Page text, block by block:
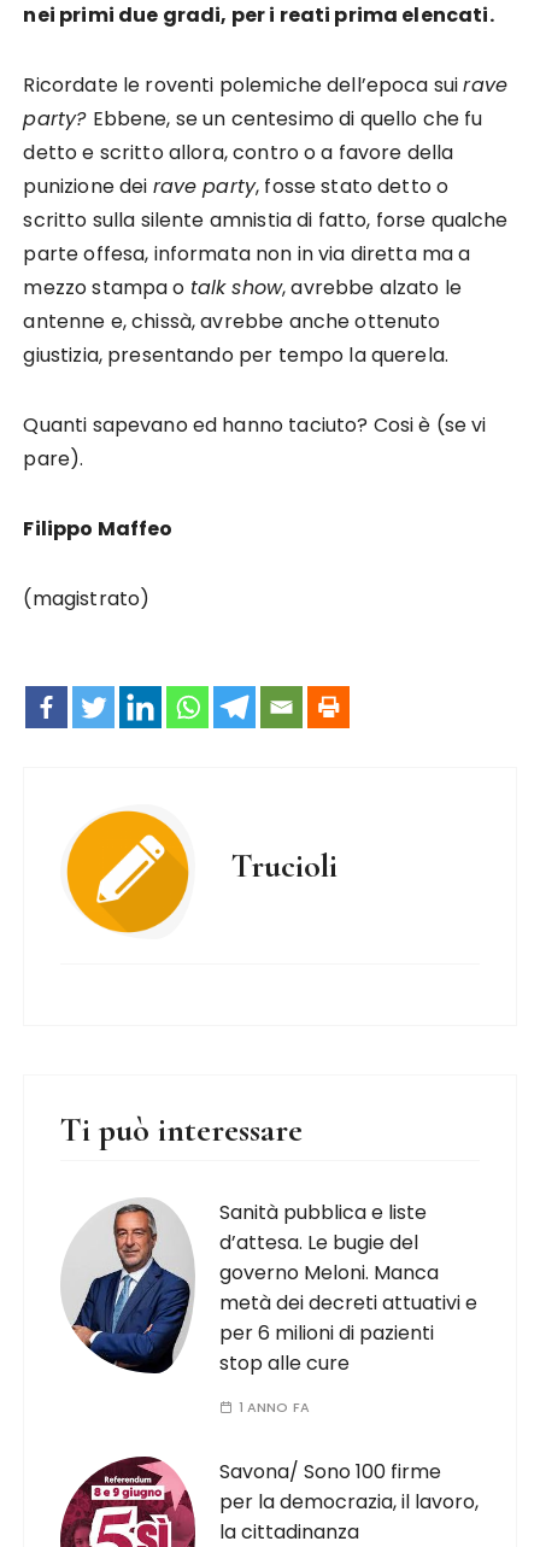
nei primi due gradi, per i reati prima elencati.
Ricordate le roventi polemiche dell’epoca suirave
party? Ebbene, se un centesimo di quello che fu
detto e scritto allora, contro o a favore della
punizione dei rave party, fosse stato detto o
scritto sulla silente amnistia di fatto, forse qualche
parte offesa, informata non in via diretta ma a
mezzo stampa o talk show, avrebbe alzato le
antenne e, chissà, avrebbe anche ottenuto
giustizia, presentando per tempo la querela.
Quanti sapevano ed hanno taciuto? Cosi è (se vi
pare).
Filippo Maffeo
(magistrato)
Trucioli
Ti può interessare
Sanità pubblica e liste
d’attesa. Le bugie del
governo Meloni. Manca
metà dei decreti attuativi e
per 6 milioni di pazienti
stop alle cure
1 ANNO FA
Savona/ Sono 100 firme
per la democrazia, il lavoro,
la cittadinanza